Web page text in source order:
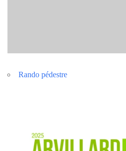
Rando pédestre